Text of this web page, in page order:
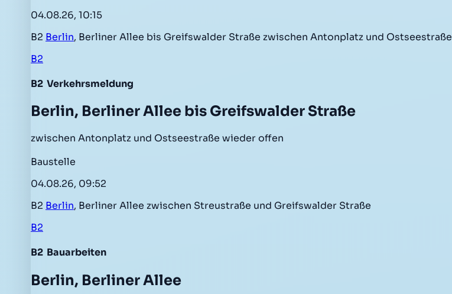
04.08.26, 10:15
B2 Berlin, Berliner Allee bis Greifswalder Straße zwischen Antonplatz und Ostseestraße
B2
B2 Verkehrsmeldung
Berlin, Berliner Allee bis Greifswalder Straße
zwischen Antonplatz und Ostseestraße wieder offen
Baustelle
04.08.26, 09:52
B2 Berlin, Berliner Allee zwischen Streustraße und Greifswalder Straße
B2
B2 Bauarbeiten
Berlin, Berliner Allee